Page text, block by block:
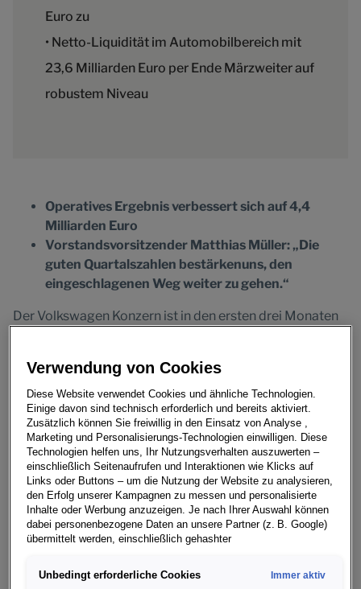
Euro zu
• Netto-Liquidität im Automobilbereich mit
23,6 Milliarden Euro per Ende Märzweiter auf
robustem Niveau
Operatives Ergebnis verbessert sich auf 4,4
Milliarden Euro
Vorstandsvorsitzender Matthias Müller: „Die
guten Quartalszahlen bestärkenuns, den
eingeschlagenen Weg weiter zu gehen.“
Der Volkswagen Konzern ist in den ersten drei Monaten
erfolgreich in das Geschäftsjahr 2017 gestartet. Der
Konzernumsatz stieg gegenüber dem Vorjahresquartal
um 10,3 Prozent auf 56,2 Milliarden Euro. Auch das
Operative Ergebnis lag im 1. Quartal mit 4,4 Milliarden
Euro deutlich über den Erwartungen. Das entspricht
einer operativen Rendite von 7,8 Prozent, nach 6,1
Prozent im 1. Quartal des Vorjahres (alle Vergleichswerte
Vorjahr vor Sondereinflüssen). Für das starke Ergebnis
sorgte neben Volumen- und Mixeffekten, positiven
Wechselkurseffekten und Produktkostenoptimierungen
insbesondere auch ein besseres Ergebnis der Marke
Verwendung von Cookies
Diese Website verwendet Cookies und ähnliche Technologien.
Einige davon sind technisch erforderlich und bereits aktiviert.
Zusätzlich können Sie freiwillig in den Einsatz von Analyse ,
Marketing und Personalisierungs-Technologien einwilligen. Diese
Technologien helfen uns, Ihr Nutzungsverhalten auszuwerten –
einschließlich Seitenaufrufen und Interaktionen wie Klicks auf
Links oder Buttons – um die Nutzung der Website zu analysieren,
den Erfolg unserer Kampagnen zu messen und personalisierte
Inhalte oder Werbung anzuzeigen. Je nach Ihrer Auswahl können
dabei personenbezogene Daten an unsere Partner (z. B. Google)
übermittelt werden, einschließlich gehashter
(z. B. E Mail Adresse oder Telefonnummer).
Unbedingt erforderliche Cookies Immer aktiv